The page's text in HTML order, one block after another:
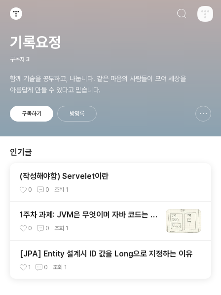
기록요정
구독자 3
함께 기술을 공부하고, 나눕니다. 같은 마음의 사람들이 모여 세상을
아름답게 만들 수 있다고 믿습니다.
구독하기 방명록
인기글
(작성해야함) Servelet이란
0 0 조회 1
1주차 과제: JVM은 무엇이며 자바 코드는 어
떻게 실행하는 것인가
0 0 조회 1
[JPA] Entity 설계시 ID 값을 Long으로 지정하는 이유
1 0 조회 1